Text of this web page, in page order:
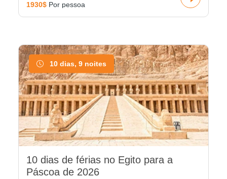
1930$ Por pessoa
10 dias, 9 noites
10 dias de férias no Egito para a
Páscoa de 2026